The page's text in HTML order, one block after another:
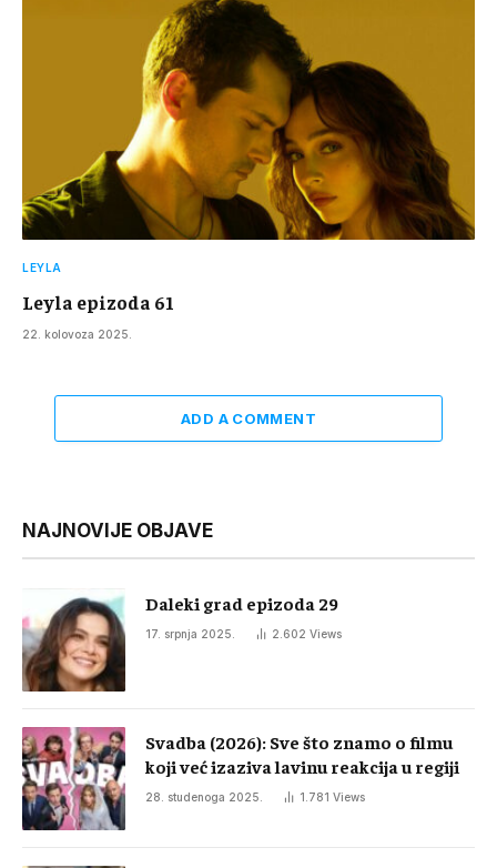
LEYLA
Leyla epizoda 61
22. kolovoza 2025.
ADD A COMMENT
NAJNOVIJE OBJAVE
Daleki grad epizoda 29
17. srpnja 2025. 2.602 Views
Svadba (2026): Sve što znamo o filmu
koji već izaziva lavinu reakcija u regiji
28. studenoga 2025. 1.781 Views